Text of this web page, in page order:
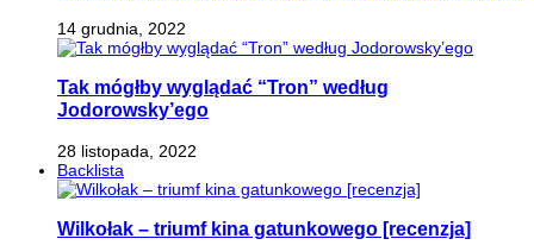
14 grudnia, 2022
Tak mógłby wyglądać “Tron” według
Jodorowsky’ego
28 listopada, 2022
Backlista
Wilkołak – triumf kina gatunkowego [recenzja]